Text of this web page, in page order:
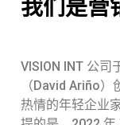
我们是营
VISION INT 公司
（David Ariño
热情的年轻企业